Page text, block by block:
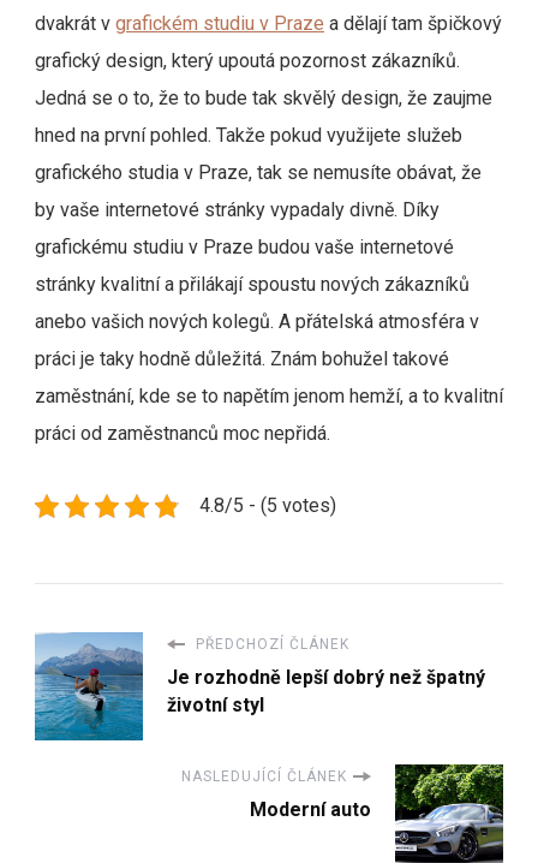
dvakrát v grafickém studiu v Praze a dělají tam špičkový
grafický design, který upoutá pozornost zákazníků.
Jedná se o to, že to bude tak skvělý design, že zaujme
hned na první pohled. Takže pokud využijete služeb
grafického studia v Praze, tak se nemusíte obávat, že
by vaše internetové stránky vypadaly divně. Díky
grafickému studiu v Praze budou vaše internetové
stránky kvalitní a přilákají spoustu nových zákazníků
anebo vašich nových kolegů. A přátelská atmosféra v
práci je taky hodně důležitá. Znám bohužel takové
zaměstnání, kde se to napětím jenom hemží, a to kvalitní
práci od zaměstnanců moc nepřidá.
4.8/5 - (5 votes)
PŘEDCHOZÍ ČLÁNEK
Je rozhodně lepší dobrý než špatný
životní styl
NASLEDUJÍCÍ ČLÁNEK
Moderní auto